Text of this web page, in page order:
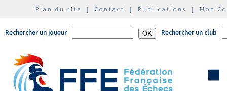
Plan du site | Contact | Publications | Mon
Rechercher un joueur Rechercher un club